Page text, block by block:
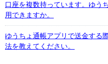
口座を複数持っています。ゆう
用できますか。
ゆうちょ通帳アプリで送金する
法を教えてください。